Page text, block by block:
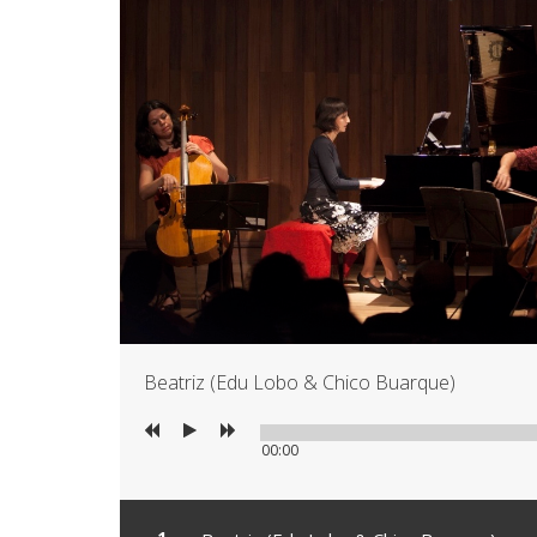
Beatriz (Edu Lobo & Chico Buarque)
00:00